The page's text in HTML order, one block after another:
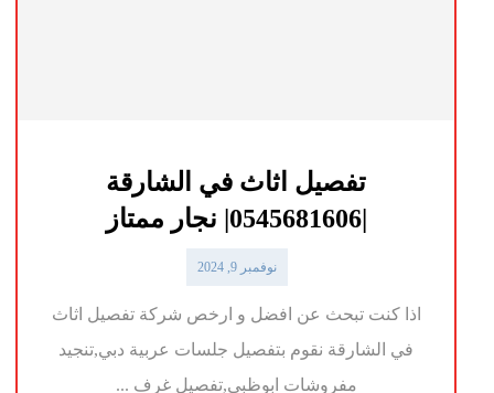
تفصيل اثاث في الشارقة
|0545681606| نجار ممتاز
نوفمبر 9, 2024
اذا كنت تبحث عن افضل و ارخص شركة تفصيل اثاث
في الشارقة نقوم بتفصيل جلسات عربية دبي,تنجيد
مفروشات ابوظبي,تفصيل غرف ...